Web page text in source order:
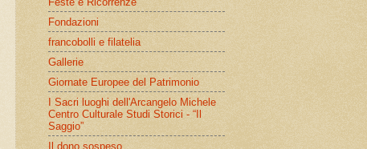
Fondazioni
francobolli e filatelia
Gallerie
Giornate Europee del Patrimonio
I Sacri luoghi dell'Arcangelo Michele
Centro Culturale Studi Storici - “Il
Saggio”
Il dono sospeso